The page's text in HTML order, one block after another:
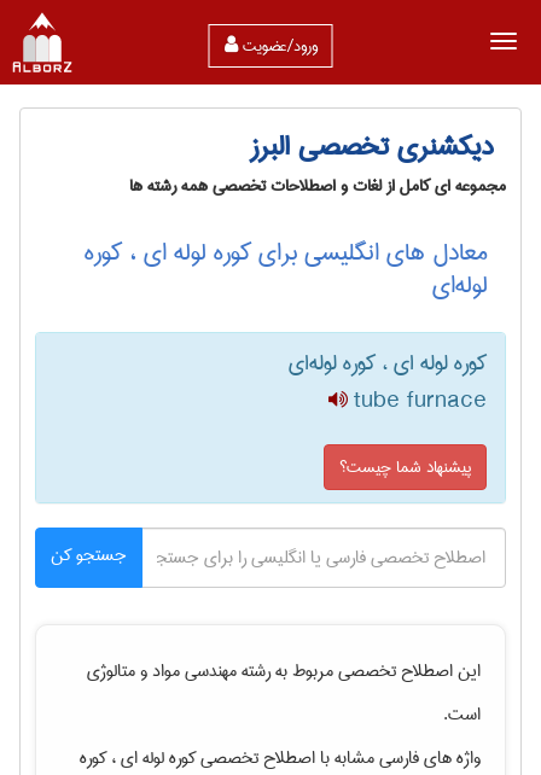
ورود/عضویت
دیکشنری تخصصی البرز
مجموعه ای کامل از لغات و اصطلاحات تخصصی همه رشته ها
معادل های انگلیسی برای کوره لوله ای ، کوره
لوله‌ای
کوره لوله ای ، کوره لوله‌ای
tube furnace
پیشنهاد شما چیست؟
جستجو کن
این اصطلاح تخصصی مربوط به رشتهمهندسی مواد و متالوژی
است.
واژه های فارسی مشابه با اصطلاح تخصصیکوره لوله ای ، کوره